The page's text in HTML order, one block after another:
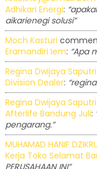
Adhikari Energi:
aikarienegi solusi”
Moch Kasturi
Eramandiri Iem: “Apa
Regina Dwijaya Saputri
Division Dealer:
Regina Dwijaya Saputri
Afterlife Bandung Juli:
pengarang.”
MUHAMAD HANIF
Kerja Toko Selamat